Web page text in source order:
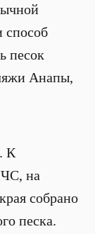
способ
песок
Анапы,
К
на
собрано
песка.